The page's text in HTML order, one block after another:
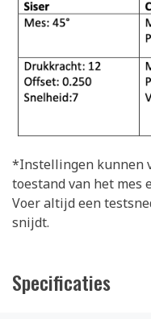
*Instellingen kunnen
toestand van het mes
Voer altijd een
snijdt.
Specificaties